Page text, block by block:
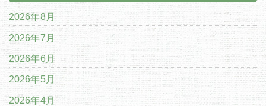
2026年8月
2026年7月
2026年6月
2026年5月
2026年4月